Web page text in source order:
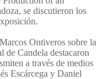
se discutieron los
Ontiveros sobre la
de Candela destacaron
a través de medios
Escárcega y Daniel